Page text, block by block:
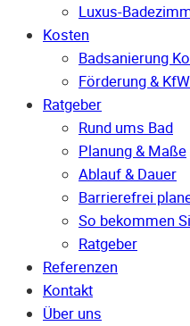
Luxus-
Kosten
Badsanierung
Förderung &
Ratgeber
Rund ums Bad
Planung & Maße
Ablauf & Dauer
Barrierefrei
So bekommen
Ratgeber
Referenzen
Kontakt
Über uns